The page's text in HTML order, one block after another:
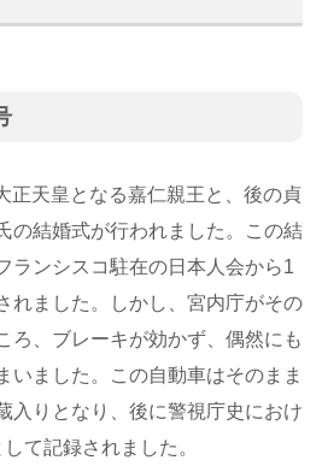
正天皇となる嘉仁親王と、後の貞
の結婚式が行われました。この結
ランシスコ駐在の日本人会から1
れました。しかし、宮内庁がその
ろ、ブレーキが効かず、偶然にも
いました。この自動車はそのまま
入りとなり、後に警視庁史におけ
て記録されました。